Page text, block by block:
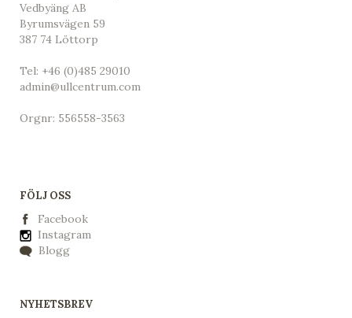
Vedbyäng AB
Byrumsvägen 59
387 74 Löttorp
Tel: +46 (0)485 29010
admin@ullcentrum.com
Orgnr: 556558-3563
FÖLJ OSS
Facebook
Instagram
Blogg
NYHETSBREV